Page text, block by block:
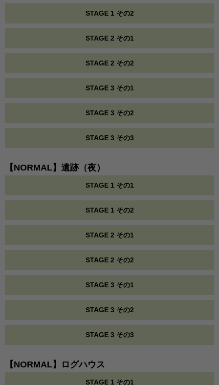
STAGE 1 その2
STAGE 2 その1
STAGE 2 その2
STAGE 3 その1
STAGE 3 その2
STAGE 3 その3
【NORMAL】遺跡（夜）
STAGE 1 その1
STAGE 1 その2
STAGE 2 その1
STAGE 2 その2
STAGE 3 その1
STAGE 3 その2
STAGE 3 その3
【NORMAL】ログハウス
STAGE 1 その1